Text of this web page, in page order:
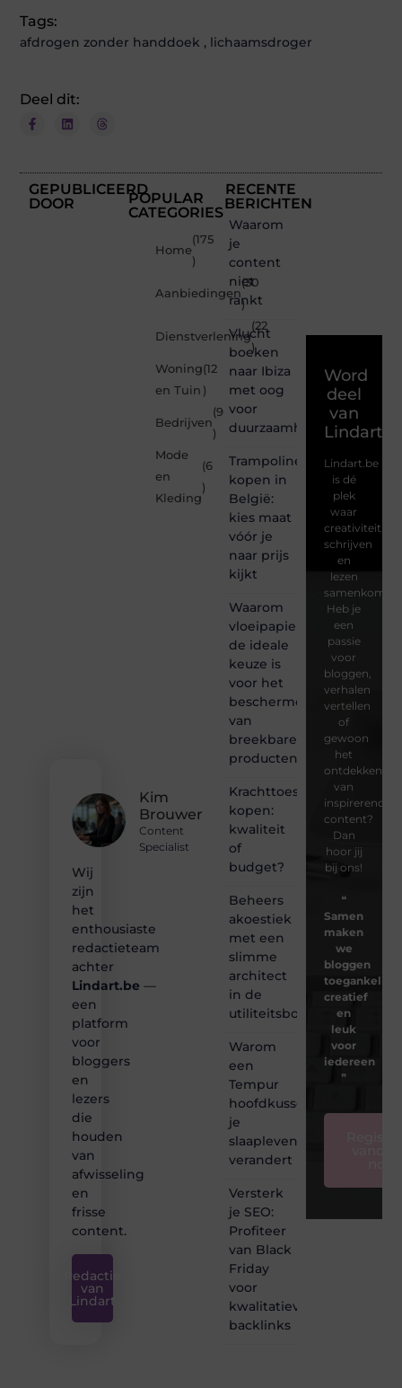
Tags:
afdrogen zonder handdoek , lichaamsdroger
Deel dit:
GEPUBLICEERD
DOOR
Kim
Brouwer
Content
Specialist
Wij
zijn
het
enthousiaste
redactieteam
achter
Lindart.be —
een
platform
voor
bloggers
en
lezers
die
houden
van
afwisseling
en
frisse
content.
Redactie
van
Lindart
POPULAR
CATEGORIES
Home
(175
)
Aanbiedingen
(30
)
Dienstverlening
(22
)
Woning
en Tuin
(12
)
Bedrijven
(9
)
Mode
en
Kleding
(6
)
RECENTE
BERICHTEN
Waarom
je
content
niet
rankt
Vlucht
boeken
naar Ibiza
met oog
voor
duurzaamheid
Trampoline
kopen in
België:
kies maat
vóór je
naar prijs
kijkt
Waarom
vloeipapier
de ideale
keuze is
voor het
beschermen
van
breekbare
producten
Krachttoestel
kopen:
kwaliteit
of
budget?
Beheers
akoestiek
met een
slimme
architect
in de
utiliteitsbouw
Warom
een
Tempur
hoofdkussen
je
slaapleven
verandert
Versterk
je SEO:
Profiteer
van Black
Friday
voor
kwalitatieve
backlinks
Word
deel
van
Lindart.be
is dé
plek
waar
creativiteit,
schrijven
en
lezen
samenkomen.
Heb je
een
passie
voor
bloggen,
verhalen
vertellen
of
gewoon
het
ontdekken
van
inspirerende
content?
Dan
hoor jij
bij ons!
❝
Samen
maken
we
bloggen
toegankelijk,
creatief
en
leuk
voor
iedereen
❞